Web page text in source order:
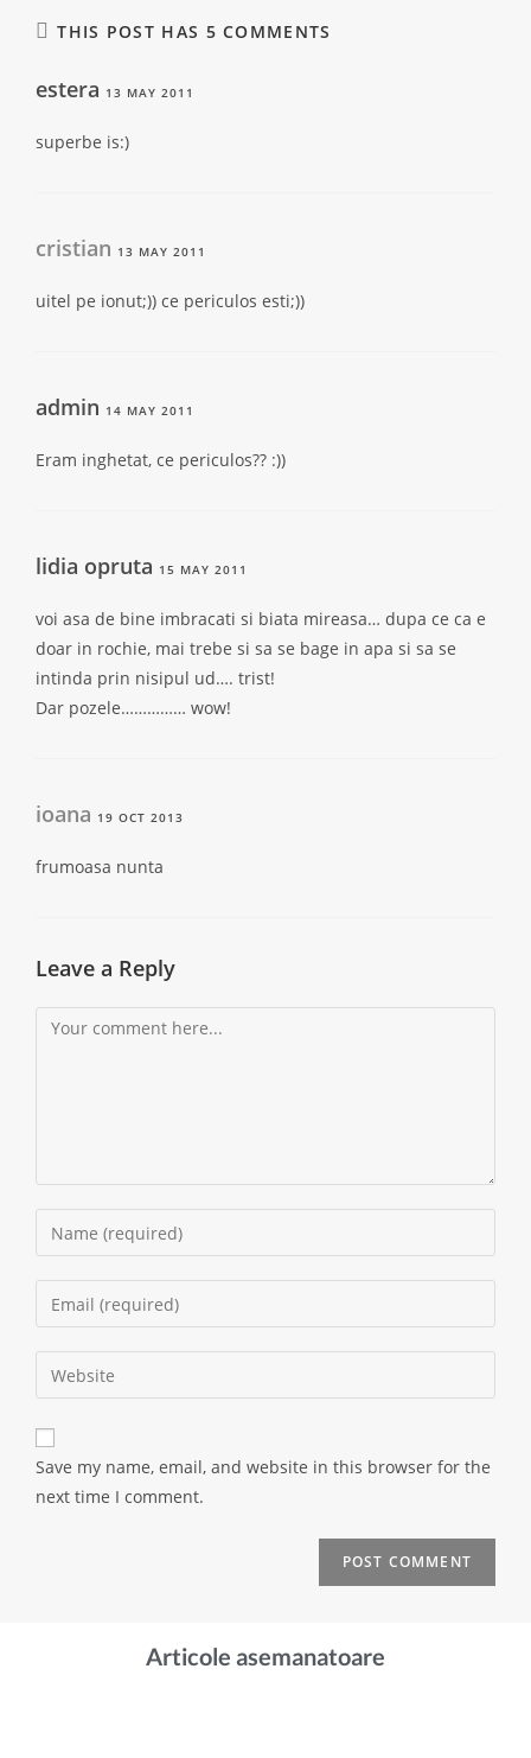
THIS POST HAS 5 COMMENTS
estera 13 MAY 2011
superbe is:)
cristian 13 MAY 2011
uitel pe ionut;)) ce periculos esti;))
admin 14 MAY 2011
Eram inghetat, ce periculos?? :))
lidia opruta 15 MAY 2011
voi asa de bine imbracati si biata mireasa… dupa ce ca e
doar in rochie, mai trebe si sa se bage in apa si sa se
intinda prin nisipul ud…. trist!
Dar pozele…………… wow!
ioana 19 OCT 2013
frumoasa nunta
Leave a Reply
Save my name, email, and website in this browser for the
next time I comment.
Articole asemanatoare